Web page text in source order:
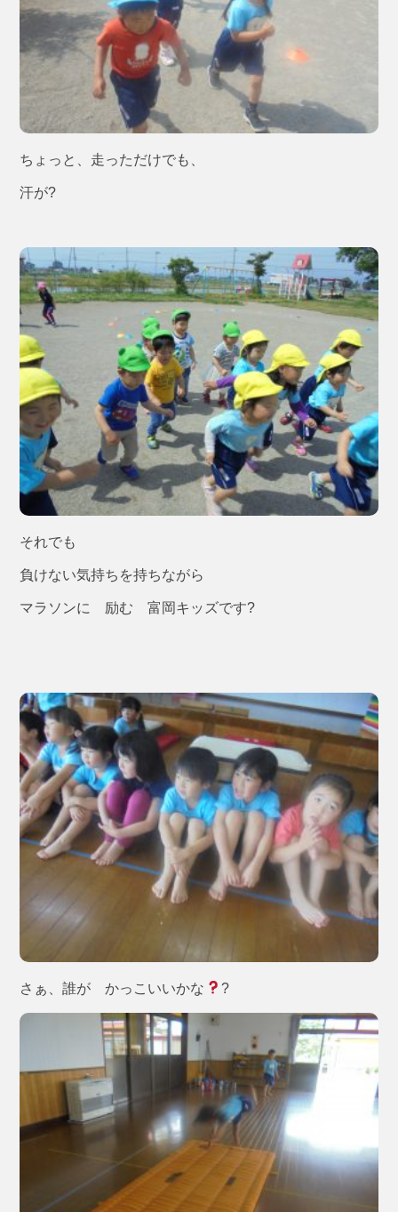
ちょっと、走っただけでも、
汗が?
それでも
負けない気持ちを持ちながら
マラソンに 励む 富岡キッズです?
さぁ、誰が かっこいいかな ?